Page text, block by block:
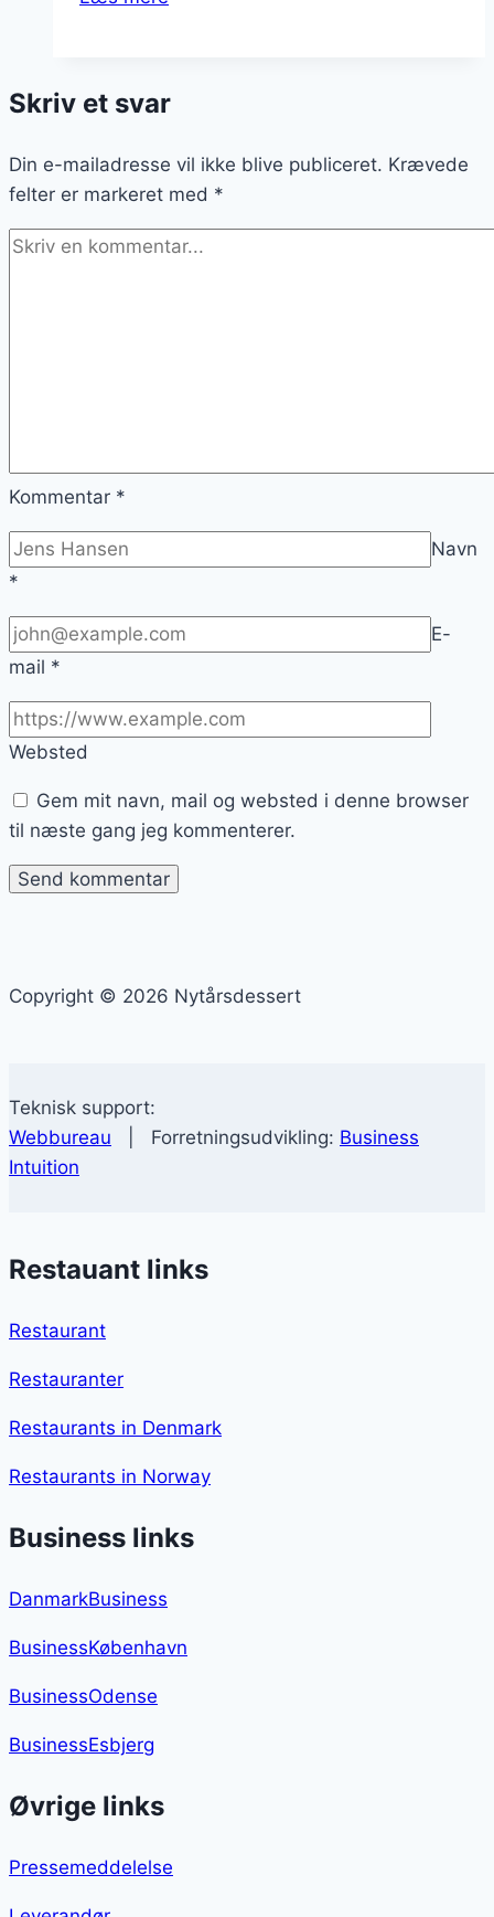
nødder
Skriv et svar
Din e-mailadresse vil ikke blive publiceret. Krævede
felter er markeret med *
Kommentar *
Navn
*
E-
mail *
Websted
Gem mit navn, mail og websted i denne browser
til næste gang jeg kommenterer.
Copyright © 2026 Nytårsdessert
Teknisk support:
Webbureau | Forretningsudvikling: Business
Intuition
Restauant links
Restaurant
Restauranter
Restaurants in Denmark
Restaurants in Norway
Business links
DanmarkBusiness
BusinessKøbenhavn
BusinessOdense
BusinessEsbjerg
Øvrige links
Pressemeddelelse